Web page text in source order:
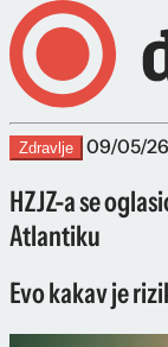
Zdravlje 09/05/26
HZJZ-a se
Atlantiku
Evo kakav je